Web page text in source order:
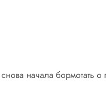
начала бормотать о